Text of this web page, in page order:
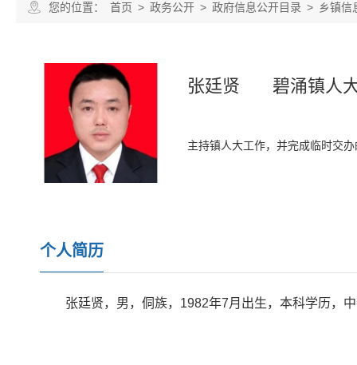
您的位置： 首页 > 政务公开 > 政府信息公开目录 > 乡镇信
张廷贤 碧涌镇人
主持镇人大工作，并完成临时交
个人简历
张廷贤，男，侗族，1982年7月出生，本科学历，